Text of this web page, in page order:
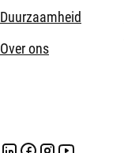
Duurzaamheid
Over ons